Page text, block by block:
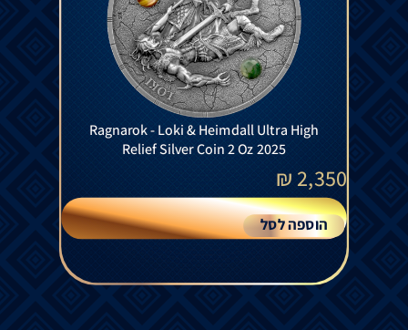
Ragnarok - Loki & Heimdall Ultra High
Relief Silver Coin 2 Oz 2025
2,350
₪
הוספה לסל